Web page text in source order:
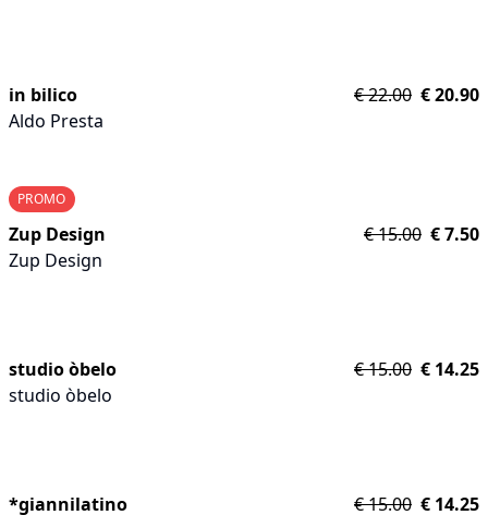
in bilico €22.00 €20.90
Aldo Presta
PROMO
Zup Design €15.00 €7.50
Zup Design
studio òbelo €15.00 € 14.25
studio òbelo
*giannilatino €15.00 € 14.25